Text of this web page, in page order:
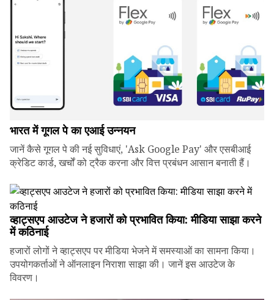
भारत में गूगल पे का एआई उन्नयन
जानें कैसे गूगल पे की नई सुविधाएं, 'Ask Google Pay' और एसबीआई
क्रेडिट कार्ड, खर्चों को ट्रैक करना और वित्त प्रबंधन आसान बनाती हैं।
व्हाट्सएप आउटेज ने हजारों को प्रभावित किया: मीडिया साझा करने
में कठिनाई
हजारों लोगों ने व्हाट्सएप पर मीडिया भेजने में समस्याओं का सामना किया।
उपयोगकर्ताओं ने ऑनलाइन निराशा साझा की। जानें इस आउटेज के
विवरण।